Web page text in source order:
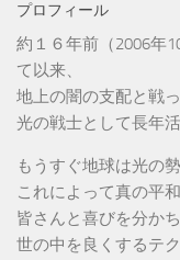
プロフィール
約１６年前（2006年
て以来、
地上の闇の支配と戦
光の戦士として長年
もうすぐ地球は光の
これによって真の平
皆さんと喜びを分か
世の中を良くするテ